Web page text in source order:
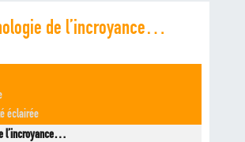
de l’incroyance…
éclairée
l’incroyance…